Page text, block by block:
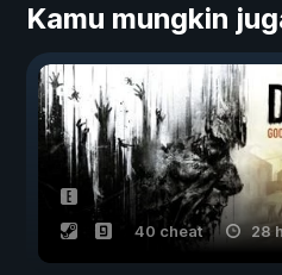
Kamu mungkin
40 cheat 28